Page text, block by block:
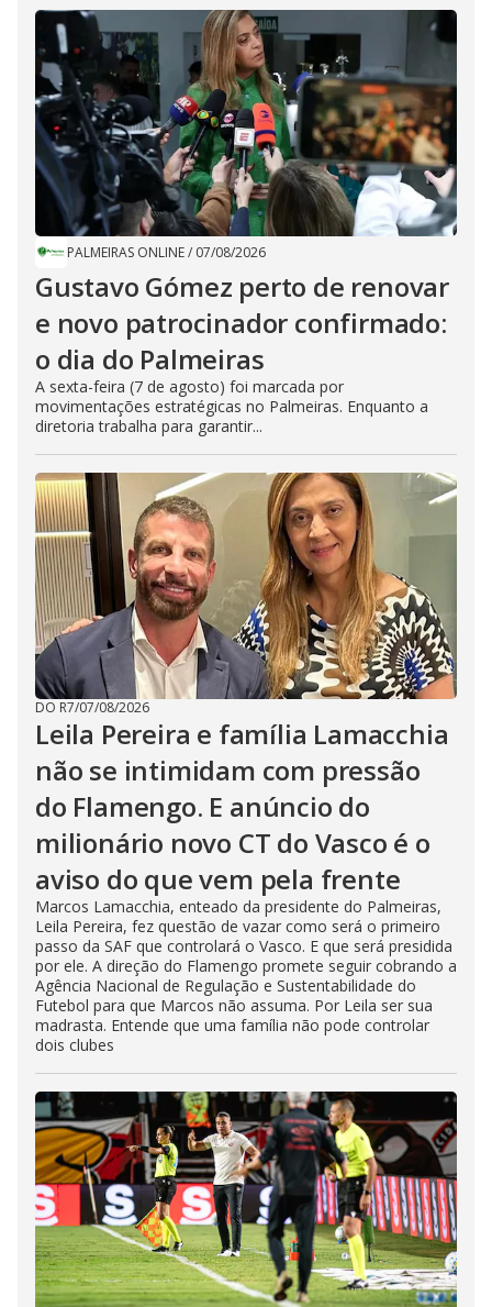
PALMEIRAS ONLINE/ 07/08/2026
Gustavo Gómez perto de renovar
e novo patrocinador confirmado:
o dia do Palmeiras
A sexta-feira (7 de agosto) foi marcada por
movimentações estratégicas no Palmeiras. Enquanto a
diretoria trabalha para garantir...
DO R7/07/08/2026
Leila Pereira e família Lamacchia
não se intimidam com pressão
do Flamengo. E anúncio do
milionário novo CT do Vasco é o
aviso do que vem pela frente
Marcos Lamacchia, enteado da presidente do Palmeiras,
Leila Pereira, fez questão de vazar como será o primeiro
passo da SAF que controlará o Vasco. E que será presidida
por ele. A direção do Flamengo promete seguir cobrando a
Agência Nacional de Regulação e Sustentabilidade do
Futebol para que Marcos não assuma. Por Leila ser sua
madrasta. Entende que uma família não pode controlar
dois clubes